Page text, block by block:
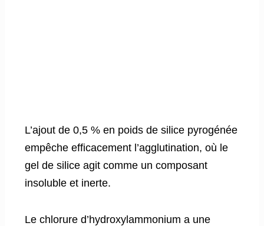
L’ajout de 0,5 % en poids de silice pyrogénée
empêche efficacement l’agglutination, où le
gel de silice agit comme un composant
insoluble et inerte.
Le chlorure d’hydroxylammonium a une